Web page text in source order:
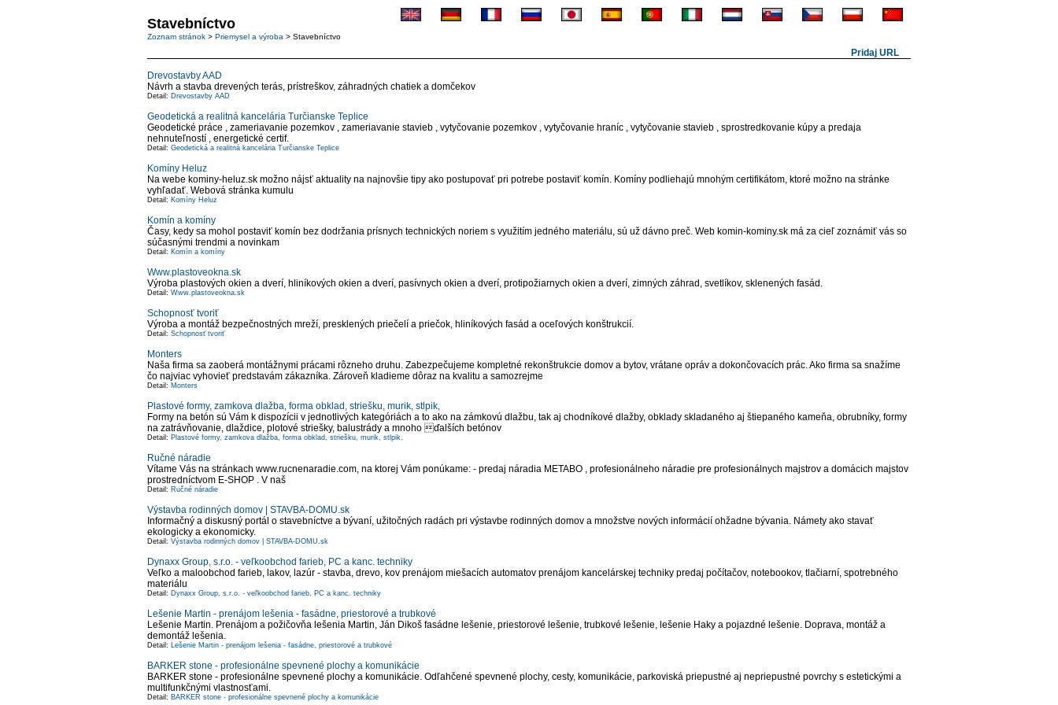
Stavebníctvo
Zoznam stránok > Priemysel a výroba > Stavebníctvo
Pridaj URL
Drevostavby AAD
Návrh a stavba drevených terás, prístreškov, záhradných chatiek a domčekov
Detail: Drevostavby AAD
Geodetická a realitná kancelária Turčianske Teplice
Geodetické práce , zameriavanie pozemkov , zameriavanie stavieb , vytyčovanie pozemkov , vytyčovanie hraníc , vytyčovanie stavieb , sprostredkovanie kúpy a predaja
nehnuteľností , energetické certif.
Detail: Geodetická a realitná kancelária Turčianske Teplice
Komíny Heluz
Na webe kominy-heluz.sk možno nájsť aktuality na najnovšie tipy ako postupovať pri potrebe postaviť komín. Komíny podliehajú mnohým certifikátom, ktoré možno na stránke
vyhľadať. Webová stránka kumulu
Detail: Komíny Heluz
Komín a komíny
Časy, kedy sa mohol postaviť komín bez dodržania prísnych technických noriem s využitím jedného materiálu, sú už dávno preč. Web komin-kominy.sk má za cieľ zoznámiť vás so
súčasnými trendmi a novinkam
Detail: Komín a komíny
Www.plastoveokna.sk
Výroba plastových okien a dverí, hliníkových okien a dverí, pasívnych okien a dverí, protipožiarnych okien a dverí, zimných záhrad, svetlíkov, sklenených fasád.
Detail: Www.plastoveokna.sk
Schopnosť tvoriť
Výroba a montáž bezpečnostných mreží, presklených priečelí a priečok, hliníkových fasád a oceľových konštrukcií.
Detail: Schopnosť tvoriť
Monters
Naša firma sa zaoberá montážnymi prácami rôzneho druhu. Zabezpečujeme kompletné rekonštrukcie domov a bytov, vrátane opráv a dokončovacích prác. Ako firma sa snažíme
čo najviac vyhovieť predstavám zákazníka. Zároveň kladieme dôraz na kvalitu a samozrejme
Detail: Monters
Plastové formy, zamkova dlažba, forma obklad, striešku, murik, stlpik,
Formy na betón sú Vám k dispozícii v jednotlivých kategóriách a to ako na zámkovú dlažbu, tak aj chodníkové dlažby, obklady skladaného aj štiepaného kameňa, obrubníky, formy
na zatrávňovanie, dlaždice, plotové striešky, balustrády a mnoho ďalších betónov
Detail: Plastové formy, zamkova dlažba, forma obklad, striešku, murik, stlpik,
Ručné náradie
Vítame Vás na stránkach www.rucnenaradie.com, na ktorej Vám ponúkame: - predaj náradia METABO , profesionálneho náradie pre profesionálnych majstrov a domácich majstov
prostredníctvom E-SHOP . V naš
Detail: Ručné náradie
Výstavba rodinných domov | STAVBA-DOMU.sk
Informačný a diskusný portál o stavebníctve a bývaní, užitočných radách pri výstavbe rodinných domov a množstve nových informácií ohžadne bývania. Námety ako stavať
ekologicky a ekonomicky.
Detail: Výstavba rodinných domov | STAVBA-DOMU.sk
Dynaxx Group, s.r.o. - veľkoobchod farieb, PC a kanc. techniky
Veľko a maloobchod farieb, lakov, lazúr - stavba, drevo, kov prenájom miešacích automatov prenájom kancelárskej techniky predaj počítačov, notebookov, tlačiarní, spotrebného
materiálu
Detail: Dynaxx Group, s.r.o. - veľkoobchod farieb, PC a kanc. techniky
Lešenie Martin - prenájom lešenia - fasádne, priestorové a trubkové
Lešenie Martin. Prenájom a požičovňa lešenia Martin, Ján Dikoš fasádne lešenie, priestorové lešenie, trubkové lešenie, lešenie Haky a pojazdné lešenie. Doprava, montáž a
demontáž lešenia.
Detail: Lešenie Martin - prenájom lešenia - fasádne, priestorové a trubkové
BARKER stone - profesionálne spevnené plochy a komunikácie
BARKER stone - profesionálne spevnené plochy a komunikácie. Odľahčené spevnené plochy, cesty, komunikácie, parkoviská priepustné aj nepriepustné povrchy s estetickými a
multifunkčnými vlastnosťami.
Detail: BARKER stone - profesionálne spevnené plochy a komunikácie